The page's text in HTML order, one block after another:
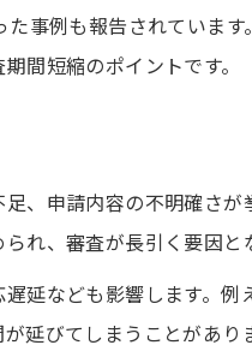
事例も報告されていま
間短縮のポイントです。
、申請内容の不明確さ
れ、審査が長引く要因と
延なども影響します。
延びてしまうことがあり